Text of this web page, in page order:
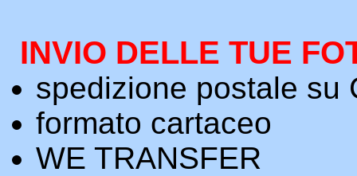
INVIO DELLE TUE
spedizione postale su
formato cartaceo
WE TRANSFER